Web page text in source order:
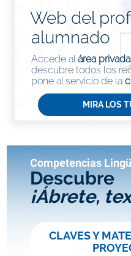
Web del
alumnado
Accede alárea privada
descubre todos los
pone al servicio de la
MIRA LOS
Competencias
Descubre
¡Ábrete,
CLAVES Y